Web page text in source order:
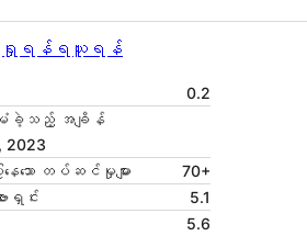
ရှုရန် ရယူရန်
0.2
မံခဲ့သည့် အချိန်
2023
သော တပ်ဆင်မှုများ
70+
းရှင်း
5.1
5.6